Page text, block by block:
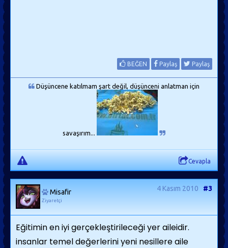
BEĞEN Paylaş Paylaş
Düşüncene katılmam şart değil, düşünceni anlatman için
savaşırım...
Cevapla
Misafir
Ziyaretçi
4 Kasım 2010 #3
Eğitimin en iyi gerçekleştirileceği yer aileidir.
insanlar temel değerlerini yeni nesillere aile